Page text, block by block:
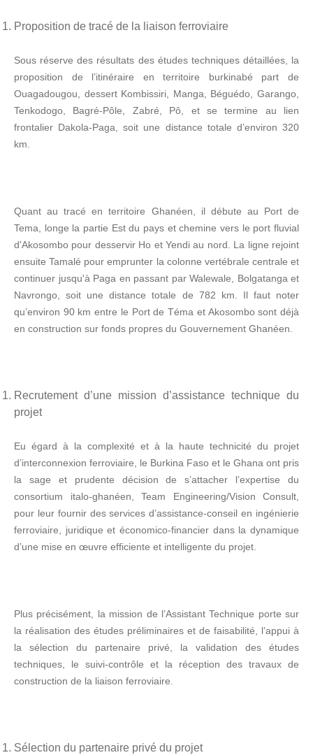
Proposition de tracé de la liaison ferroviaire
Sous réserve des résultats des études techniques détaillées, la
proposition de l’itinéraire en territoire burkinabé part de
Ouagadougou, dessert Kombissiri, Manga, Béguédo, Garango,
Tenkodogo, Bagré-Pôle, Zabré, Pô, et se termine au lien
frontalier Dakola-Paga, soit une distance totale d’environ 320
km.
Quant au tracé en territoire Ghanéen, il débute au Port de
Tema, longe la partie Est du pays et chemine vers le port fluvial
d'Akosombo pour desservir Ho et Yendi au nord. La ligne rejoint
ensuite Tamalé pour emprunter la colonne vertébrale centrale et
continuer jusqu'à Paga en passant par Walewale, Bolgatanga et
Navrongo, soit une distance totale de 782 km. Il faut noter
qu’environ 90 km entre le Port de Téma et Akosombo sont déjà
en construction sur fonds propres du Gouvernement Ghanéen.
Recrutement d’une mission d’assistance technique du
projet
Eu égard à la complexité et à la haute technicité du projet
d’interconnexion ferroviaire, le Burkina Faso et le Ghana ont pris
la sage et prudente décision de s’attacher l’expertise du
consortium italo-ghanéen, Team Engineering/Vision Consult,
pour leur fournir des services d’assistance-conseil en ingénierie
ferroviaire, juridique et économico-financier dans la dynamique
d’une mise en œuvre efficiente et intelligente du projet.
Plus précisément, la mission de l’Assistant Technique porte sur
la réalisation des études préliminaires et de faisabilité, l’appui à
la sélection du partenaire privé, la validation des études
techniques, le suivi-contrôle et la réception des travaux de
construction de la liaison ferroviaire.
Sélection du partenaire privé du projet